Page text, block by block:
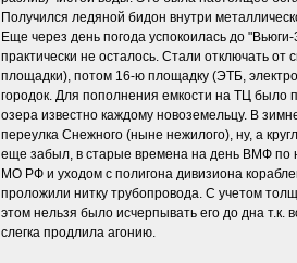
Получился ледяной бидон внутри
Еще через день погода успокоилась до
практически не осталось. Стали отключать
площадки), потом 16-ю площадку (ЭТБ,
городок. Для пополнения емкости на ТЦ было
озера известно каждому новоземельцу. В
переулка Снежного (ныне нежилого), ну, а
еще забыл, в старые времена на день ВМФ по
МО РФ и уходом с полигона дивизиона
проложили нитку трубопровода. С учетом
этом нельзя было исчерпывать его до дна
слегка продлила агонию.